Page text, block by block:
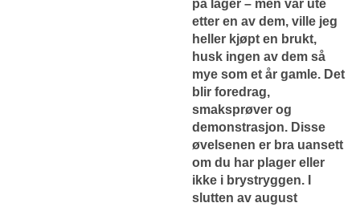
på lager – men var ute
etter en av dem, ville jeg
heller kjøpt en brukt,
husk ingen av dem så
mye som et år gamle. Det
blir foredrag,
smaksprøver og
demonstrasjon. Disse
øvelsenen er bra uansett
om du har plager eller
ikke i brystryggen. I
slutten av august